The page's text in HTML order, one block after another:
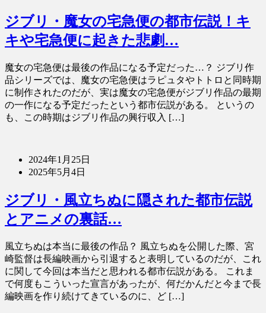
ジブリ・魔女の宅急便の都市伝説！キ
キや宅急便に起きた悲劇…
魔女の宅急便は最後の作品になる予定だった…？ ジブリ作
品シリーズでは、魔女の宅急便はラピュタやトトロと同時期
に制作されたのだが、実は魔女の宅急便がジブリ作品の最期
の一作になる予定だったという都市伝説がある。 というの
も、この時期はジブリ作品の興行収入 […]
2024年1月25日
2025年5月4日
ジブリ・風立ちぬに隠された都市伝説
とアニメの裏話…
風立ちぬは本当に最後の作品？ 風立ちぬを公開した際、宮
崎監督は長編映画から引退すると表明しているのだが、これ
に関して今回は本当だと思われる都市伝説がある。 これま
で何度もこういった宣言があったが、何だかんだと今まで長
編映画を作り続けてきているのに、ど […]